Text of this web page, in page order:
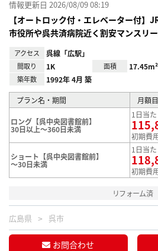
情報更新日 2026/08/09 08:19
【オートロック付・エレベーター付
市役所や呉共済病院近く割安マンスリ
アクセス 呉線「広駅」
間取り 1K 面積 17.45m²
築年数 1992年 4月 築
プラン名・期間 月額
ロング【呉中央図書館前】
30日以上～360日未満
1日当
初期費
ショート【呉中央図書館前】
～30日未満
1日当
初期費
リフォーム済
広島県 呉市
お問合わせ